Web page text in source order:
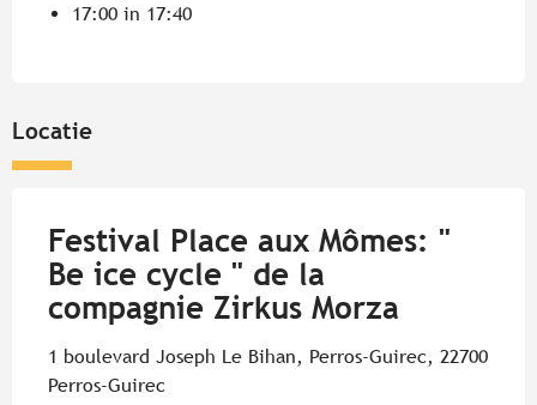
17:00 in 17:40
Locatie
Festival Place aux Mômes: "
Be ice cycle " de la
compagnie Zirkus Morza
1 boulevard Joseph Le Bihan, Perros-Guirec, 22700
Perros-Guirec